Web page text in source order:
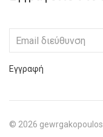
Εγγραφή
© 2026